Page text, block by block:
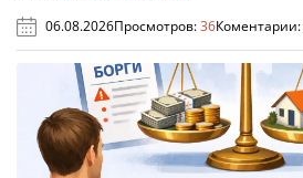
06.08.2026Просмотров:36Коментарии: